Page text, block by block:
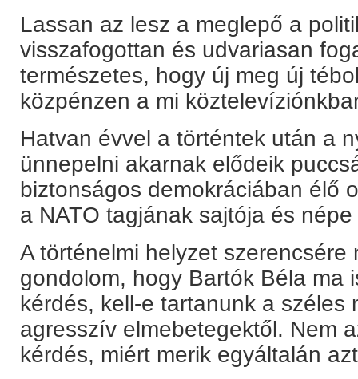
Lassan az lesz a meglepő a
visszafogottan és udvariasan
természetes, hogy új meg új
közpénzen a mi
Hatvan évvel a történtek után a
ünnepelni akarnak elődeik
biztonságos demokráciában élő
a NATO tagjának sajtója és
A történelmi helyzet szerencsére
gondolom, hogy Bartók Béla ma
kérdés, kell-e tartanunk a széles
agresszív elmebetegektől. Nem
kérdés, miért merik egyáltalán